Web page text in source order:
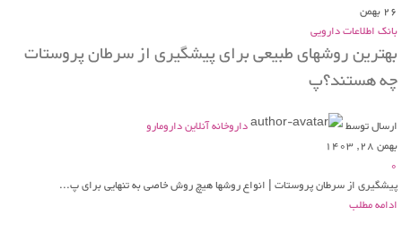
26بهمن
بانک اطلاعات دارویی
بهترین روشهای طبیعی برای پیشگیری از سرطان پروستات
چه هستند؟پ
ارسال توسط
داروخانه آنلاین دارومارو
بهمن 28, 1403
0
پیشگیری از سرطان پروستات | انواع روشها هیچ روش خاصی به تنهایی برای پ...
ادامه مطلب